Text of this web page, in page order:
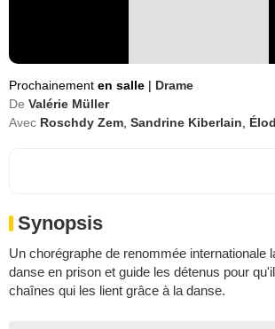
Prochainement en salle | Drame
De Valérie Müller
Avec Roschdy Zem Sandrine Kiberlain
Synopsis
Un chorégraphe de renommée internationale
danse en prison et guide les détenus pour
chaînes qui les lient grâce à la danse.